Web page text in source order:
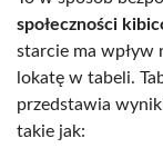
społeczności
starcie ma wpływ
lokatę w tabeli.
przedstawia
takie jak: